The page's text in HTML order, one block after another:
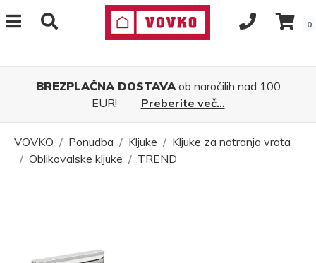
0
BREZPLAČNA DOSTAVAob naročilih nad 100
EUR!
Preberite več...
VOVKO Ponudba Kljuke
Kljuke za notranja vrata
Oblikovalske kljuke
TREND